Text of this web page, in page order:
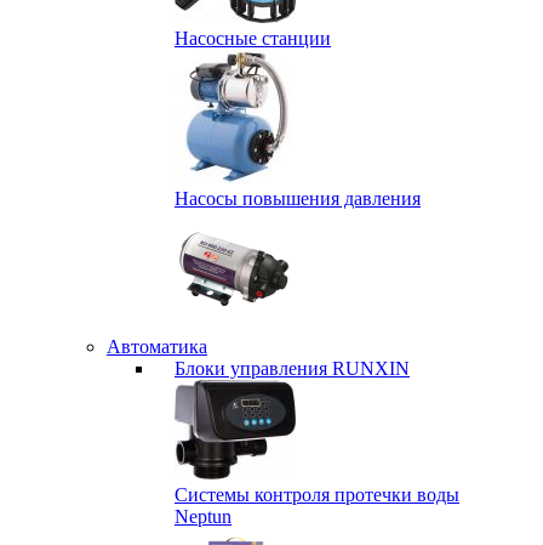
Насосные станции
Насосы повышения давления
Автоматика
Блоки управления RUNXIN
Системы контроля протечки воды
Neptun